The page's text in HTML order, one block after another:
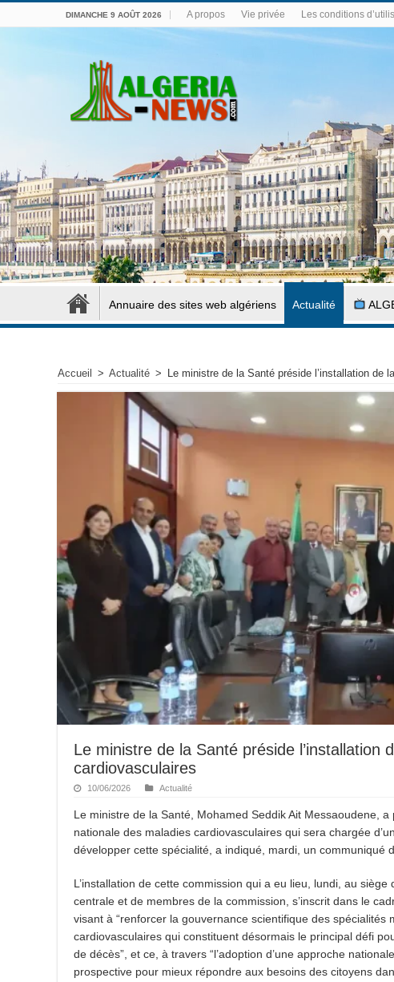
DIMANCHE 9 AOÛT 2026 A propos Vie privée Les conditions
Annuaire des sites web algériens Actualité
Accueil > Actualité > Le ministre de la Santé préside l’installation de
Le ministre de la Santé préside l’installation
cardiovasculaires
10/06/2026 Actualité
Le ministre de la Santé, Mohamed Seddik Ait Messaoudene,
nationale des maladies cardiovasculaires qui sera chargée
développer cette spécialité, a indiqué, mardi, un communiqué
L’installation de cette commission qui a eu lieu, lundi, au
centrale et de membres de la commission, s’inscrit dans le
visant à “renforcer la gouvernance scientifique des
cardiovasculaires qui constituent désormais le principal défi
de décès”, et ce, à travers “l’adoption d’une approche
prospective pour mieux répondre aux besoins des citoyens